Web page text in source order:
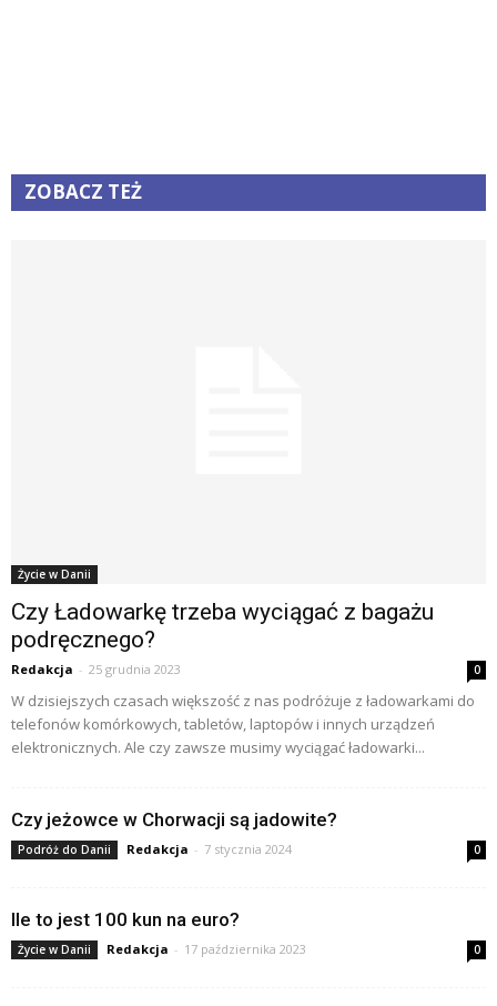
ZOBACZ TEŻ
Życie w Danii
Czy Ładowarkę trzeba wyciągać z bagażu
podręcznego?
Redakcja - 25 grudnia 2023 0
W dzisiejszych czasach większość z nas podróżuje z ładowarkami do
telefonów komórkowych, tabletów, laptopów i innych urządzeń
elektronicznych. Ale czy zawsze musimy wyciągać ładowarki...
Czy jeżowce w Chorwacji są jadowite?
Podróż do Danii Redakcja - 7 stycznia 2024 0
Ile to jest 100 kun na euro?
Życie w Danii Redakcja - 17 października 2023 0